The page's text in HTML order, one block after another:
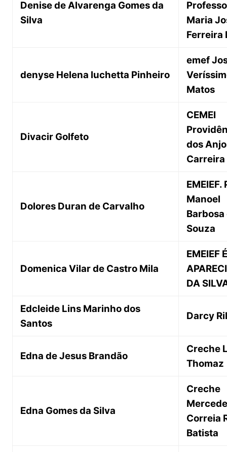
Denise de Alvarenga Gomes da
Silva
Maria
Ferreira
denyse Helena luchetta Pinheiro
emef
Matos
Divacir Golfeto
CEMEI
dos
Carreira
Dolores Duran de Carvalho
EMEIEF.
Manoel
Barbosa
Souza
Domenica Vilar de Castro Mila
EMEIEF
DA
Edcleide Lins Marinho dos
Santos
Darcy
Edna de Jesus Brandão
Creche
Thomaz
Edna Gomes da Silva
Creche
Correia
Batista